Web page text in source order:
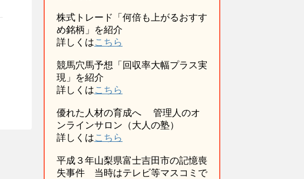
株式トレード「何倍も上がるおすす
め銘柄」を紹介
詳しくはこちら
競馬穴馬予想「回収率大幅プラス実
現」を紹介
詳しくはこちら
優れた人材の育成へ 管理人のオ
ンラインサロン（大人の塾）
詳しくはこちら
平成３年山梨県富士吉田市の記憶喪
失事件 当時はテレビ等マスコミで